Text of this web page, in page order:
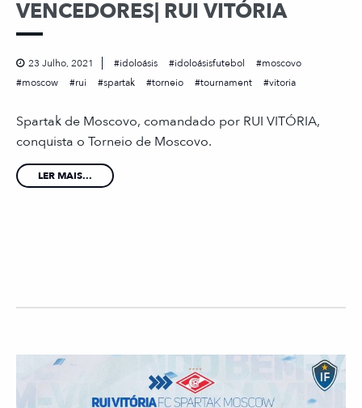
VENCEDORES| RUI VITÓRIA
23 Julho, 2021 idoloásis idoloásisfutebol
moscovo
moscow
rui spartak torneio tournament vitoria
Spartak de Moscovo, comandado por RUI VITÓRIA,
conquista o Torneio de Moscovo.
LER MAIS...